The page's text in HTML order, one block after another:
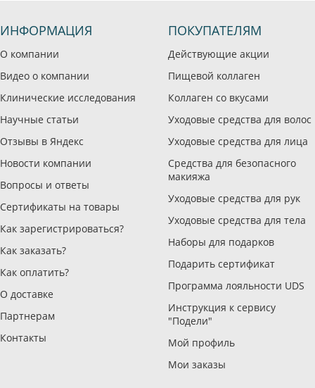
ИНФОРМАЦИЯ
О компании
Видео о компании
Клинические исследования
Научные статьи
Отзывы в Яндекс
Новости компании
Вопросы и ответы
Сертификаты на товары
Как зарегистрироваться?
Как заказать?
Как оплатить?
О доставке
Партнерам
Контакты
ПОКУПАТЕЛЯМ
Действующие акции
Пищевой коллаген
Коллаген со вкусами
Уходовые средства для волос
Уходовые средства для лица
Средства для безопасного
макияжа
Уходовые средства для рук
Уходовые средства для тела
Наборы для подарков
Подарить сертификат
Программа лояльности UDS
Инструкция к сервису
"Подели"
Мой профиль
Мои заказы